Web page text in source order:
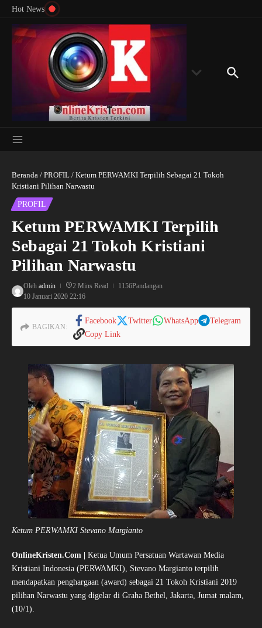
Lewati ke konten
Hot News
Beranda / PROFIL / Ketum PERWAMKI Terpilih Sebagai 21 Tokoh
Kristiani Pilihan Narwastu
PROFIL
Ketum PERWAMKI Terpilih
Sebagai 21 Tokoh Kristiani
Pilihan Narwastu
Oleh admin 2 Mins Read
1156Pandangan
10 Januari 2020 22:16
BAGIKAN:
Facebook Twitter WhatsApp
Telegram
Copy Link
Ketum PERWAMKI Stevano Margianto
OnlineKristen.Com |
Ketua Umum Persatuan Wartawan Media
Kristiani Indonesia (PERWAMKI), Stevano Margianto terpilih
mendapatkan penghargaan (award) sebagai 21 Tokoh Kristiani 2019
pilihan Narwastu yang digelar di Graha Bethel, Jakarta, Jumat malam,
(10/1).